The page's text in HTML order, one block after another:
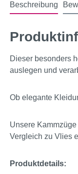
Beschreibung
Dieser besonders
auslegen und
Ob elegante
Unsere
Vergleich zu Vlies
Produktdetails: